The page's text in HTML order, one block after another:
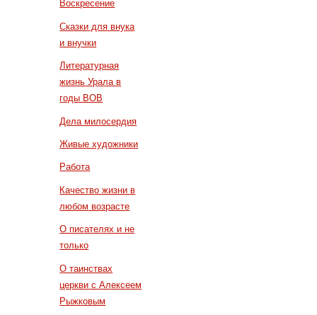
Воскресение
Сказки для внука
и внучки
Литературная
жизнь Урала в
годы ВОВ
Дела милосердия
Живые художники
Работа
Качество жизни в
любом возрасте
О писателях и не
только
О таинствах
церкви с Алексеем
Рыжковым